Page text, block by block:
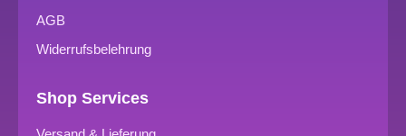
AGB
Widerrufsbelehrung
Shop Services